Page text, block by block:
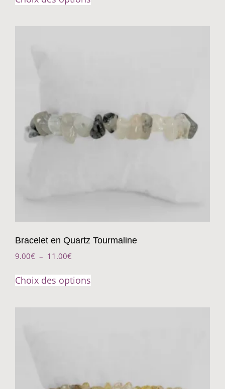
Bracelet en Quartz Tourmaline
9.00€ – 11.00€
Choix des options